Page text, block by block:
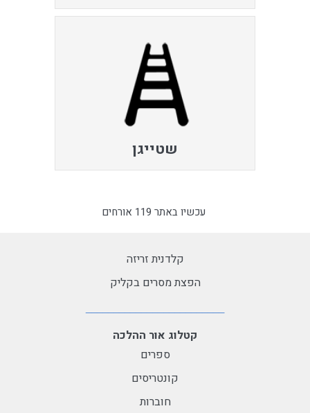
שטייגן
עכשיו באתר 119 אורחים
קלדנית זריזה
הפצת מסרים בקליק
קטלוג אור ההלכה
ספרים
קונטריסים
חוברות